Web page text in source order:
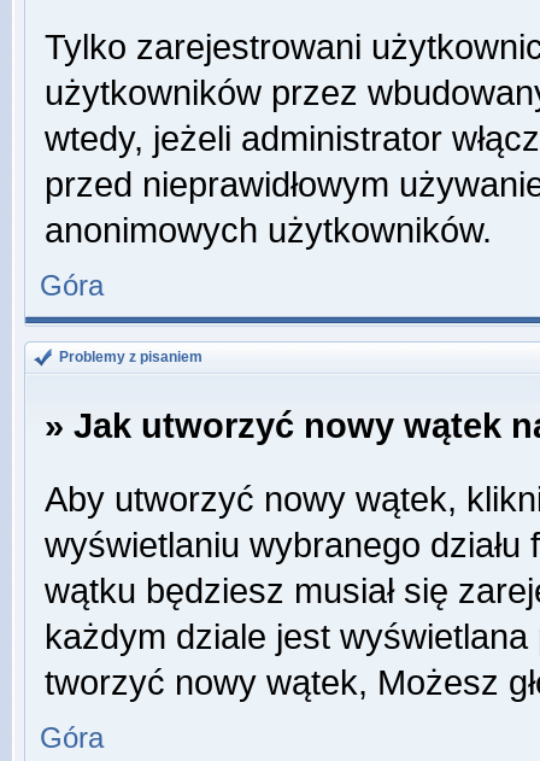
Tylko zarejestrowani
użytkowników przez
wtedy, jeżeli administrator
przed nieprawidłowym
anonimowych użytkowników.
Góra
Problemy z pisaniem
» Jak utworzyć nowy wątek
Aby utworzyć nowy wątek,
wyświetlaniu wybranego
wątku będziesz musiał się
każdym dziale jest
tworzyć nowy wątek, Możesz
Góra